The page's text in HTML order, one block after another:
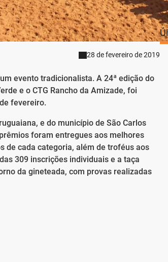
28 de fevereiro de 2019
evento tradicionalista. A 24ª edição do
e o CTG Rancho da Amizade, foi
fevereiro.
e do município de São Carlos
foram entregues aos melhores
de cada categoria, além de troféus aos
309 inscrições individuais e a taça
da gineteada, com provas realizadas